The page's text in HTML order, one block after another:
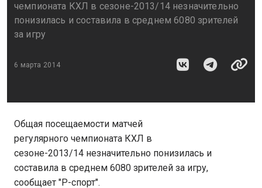
чемпионата КХЛ в сезоне-2013/14 незначительно
понизилась и составила в среднем 6080 зрителей
за игру
6 марта 2014
Общая посещаемости матчей
регулярного чемпионата КХЛ в
сезоне-2013/14 незначительно понизилась и
составила в среднем 6080 зрителей за игру,
сообщает "Р-спорт".